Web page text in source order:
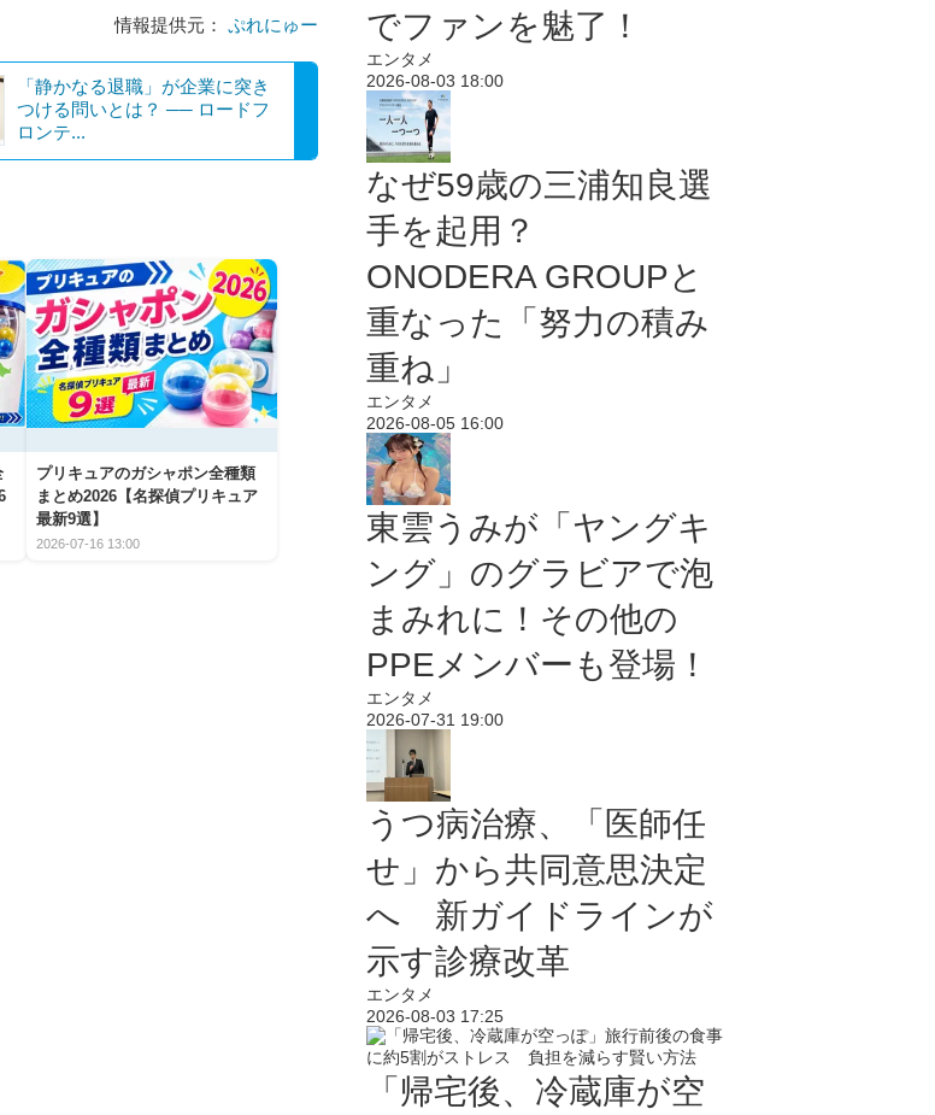
情報提供元： ぷれにゅー
​​「静かなる退職」が企業に突き
つける問いとは？ ── ロードフ
ロンテ...
プリキュアのガシャポン全種類
まとめ2026【名探偵プリキュア
最新9選】
2026-07-16 13:00
でファンを魅了！
エンタメ
2026-08-03 18:00
なぜ59歳の三浦知良選
手を起用？
ONODERA GROUPと
重なった「努力の積み
重ね」
エンタメ
2026-08-05 16:00
東雲うみが「ヤングキ
ング」のグラビアで泡
まみれに！その他の
PPEメンバーも登場！
エンタメ
2026-07-31 19:00
うつ病治療、「医師任
せ」から共同意思決定
へ 新ガイドラインが
示す診療改革
エンタメ
2026-08-03 17:25
「帰宅後、冷蔵庫が空